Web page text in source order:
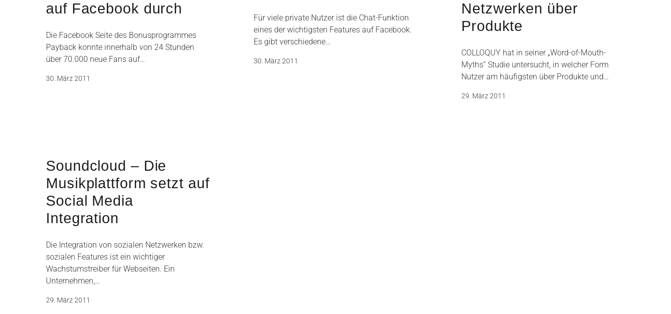
auf Facebook durch
Die Facebook Seite des Bonusprogrammes
Payback konnte innerhalb von 24 Stunden
über 70.000 neue Fans auf…
30. März 2011
Für viele private Nutzer ist die Chat-Funktion
eines der wichtigsten Features auf Facebook.
Es gibt verschiedene…
30. März 2011
Netzwerken über
Produkte
COLLOQUY hat in seiner „Word-of-Mouth-
Myths“ Studie untersucht, in welcher Form
Nutzer am häufigsten über Produkte und…
29. März 2011
Soundcloud – Die
Musikplattform setzt auf
Social Media
Integration
Die Integration von sozialen Netzwerken bzw.
sozialen Features ist ein wichtiger
Wachstumstreiber für Webseiten. Ein
Unternehmen,…
29. März 2011